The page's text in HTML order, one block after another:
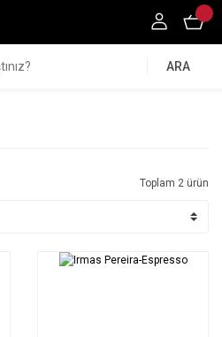
ARA
Toplam 2 ürün